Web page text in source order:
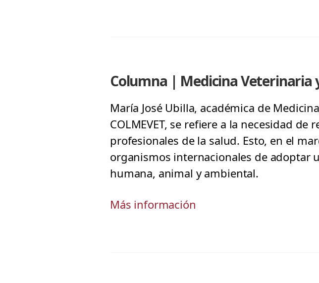
Columna | Medicina Veterinaria
María José Ubilla, académica de
COLMEVET, se refiere a la necesidad
profesionales de la salud. Esto, en el
organismos internacionales de adoptar
humana, animal y ambiental.
Más información